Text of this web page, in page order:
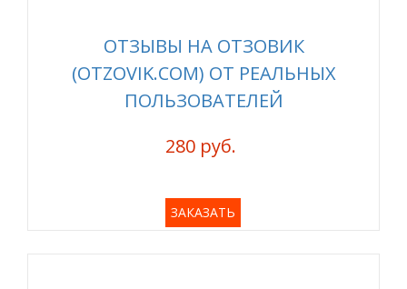
ОТЗЫВЫ НА ОТЗОВИК
(OTZOVIK.COM) ОТ РЕАЛЬНЫХ
ПОЛЬЗОВАТЕЛЕЙ
280 руб.
ЗАКАЗАТЬ